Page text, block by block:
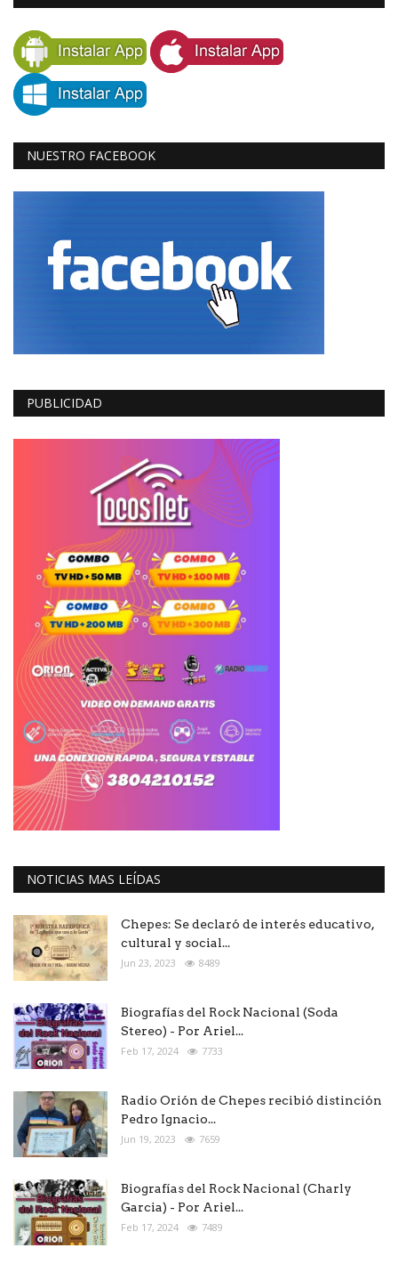
NUESTRO FACEBOOK
PUBLICIDAD
NOTICIAS MAS LEÍDAS
Chepes: Se declaró de interés educativo,
cultural y social...
Jun 23, 2023 8489
Biografías del Rock Nacional (Soda
Stereo) - Por Ariel...
Feb 17, 2024 7733
Radio Orión de Chepes recibió distinción
Pedro Ignacio...
Jun 19, 2023 7659
Biografías del Rock Nacional (Charly
Garcia) - Por Ariel...
Feb 17, 2024 7489